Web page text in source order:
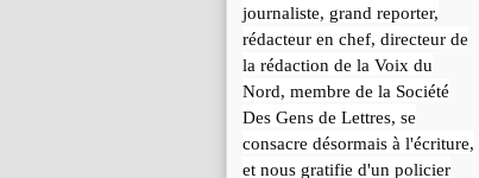
journaliste, grand reporter,
rédacteur en chef, directeur de
la rédaction de la Voix du
Nord, membre de la Société
Des Gens de Lettres, se
consacre désormais à l'écriture,
et nous gratifie d'un policier